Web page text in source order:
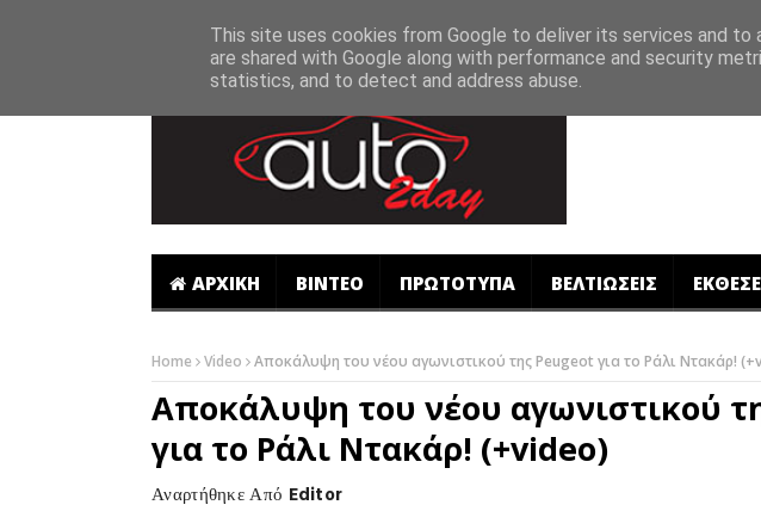
ΑΡΧΙΚΗ ΒΙΝΤΕΟ ΠΡΩΤΟΤΥΠΑ ΒΕΛΤΙΩΣΕΙΣ
Home Video Αποκάλυψη του νέου αγωνιστικού της Peugeot για το Ράλι Ντακάρ!
Αποκάλυψη του νέου αγωνιστικού
για το Ράλι Ντακάρ! (+video)
Αναρτήθηκε Από Editor
This site uses cookies from Google to deliver its services and to
are shared with Google along with performance and security
statistics, and to detect and address abuse.